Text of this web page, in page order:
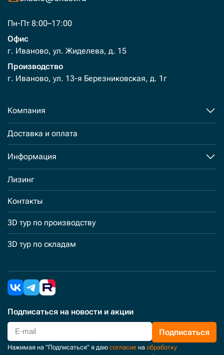
Пн-Пт 8:00–17:00
Офис
г. Иваново, ул. Жиделева, д. 15
Производство
г. Иваново, ул. 13-я Березниковская, д. 1г
Компания
Доставка и оплата
Информация
Лизинг
Контакты
3D тур по производству
3D тур по складам
Подписаться на новости и акции
Подписаться
Нажимая на "Подписаться" я даю согласие на обработку